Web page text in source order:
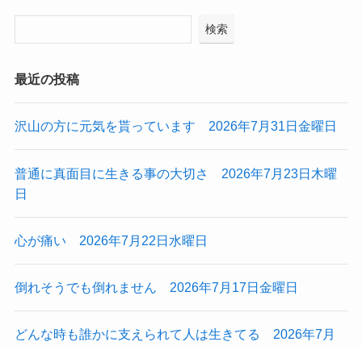
検索
最近の投稿
沢山の方に元気を貰っています 2026年7月31日金曜日
普通に真面目に生きる事の大切さ 2026年7月23日木曜
日
心が痛い 2026年7月22日水曜日
倒れそうでも倒れません 2026年7月17日金曜日
どんな時も誰かに支えられて人は生きてる 2026年7月